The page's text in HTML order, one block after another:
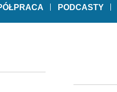
PODCASTY